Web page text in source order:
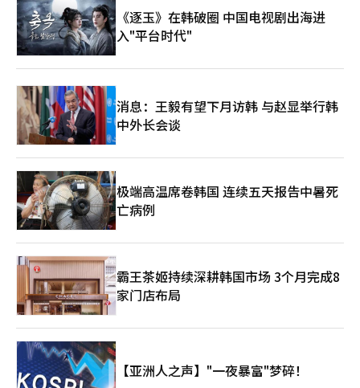
《逐玉》在韩破圈 中国电视剧出海进
入"平台时代"
消息：王毅有望下月访韩 与赵显举行韩
中外长会谈
极端高温席卷韩国 连续五天报告中暑死
亡病例
霸王茶姬持续深耕韩国市场 3个月完成8
家门店布局
【亚洲人之声】"一夜暴富"梦碎！